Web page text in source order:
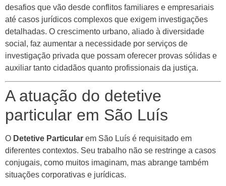
desafios que vão desde conflitos familiares e empresariais
até casos jurídicos complexos que exigem investigações
detalhadas. O crescimento urbano, aliado à diversidade
social, faz aumentar a necessidade por serviços de
investigação privada que possam oferecer provas sólidas e
auxiliar tanto cidadãos quanto profissionais da justiça.
A atuação do detetive
particular em São Luís
O Detetive Particular em São Luís é requisitado em
diferentes contextos. Seu trabalho não se restringe a casos
conjugais, como muitos imaginam, mas abrange também
situações corporativas e jurídicas.